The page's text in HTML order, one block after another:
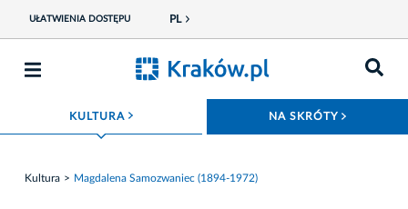
UŁATWIENIA DOSTĘPU PL
KULTURA ROZWIŃ MENU NA SKRÓTY
Kultura Magdalena Samozwaniec (1894-1972)